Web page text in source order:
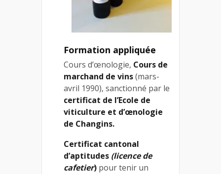
Formation appliquée
Cours d’œnologie, Cours de
marchand de vins(mars-
avril 1990), sanctionné par le
certificat de l’Ecole de
viticulture et d’œnologie
de Changins.
Certificat cantonal
d’aptitudes (licence de
cafetier) pour tenir un